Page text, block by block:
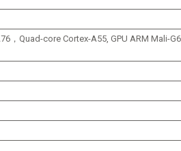
，Quad-core Cortex-A55, GPU ARM Mali-